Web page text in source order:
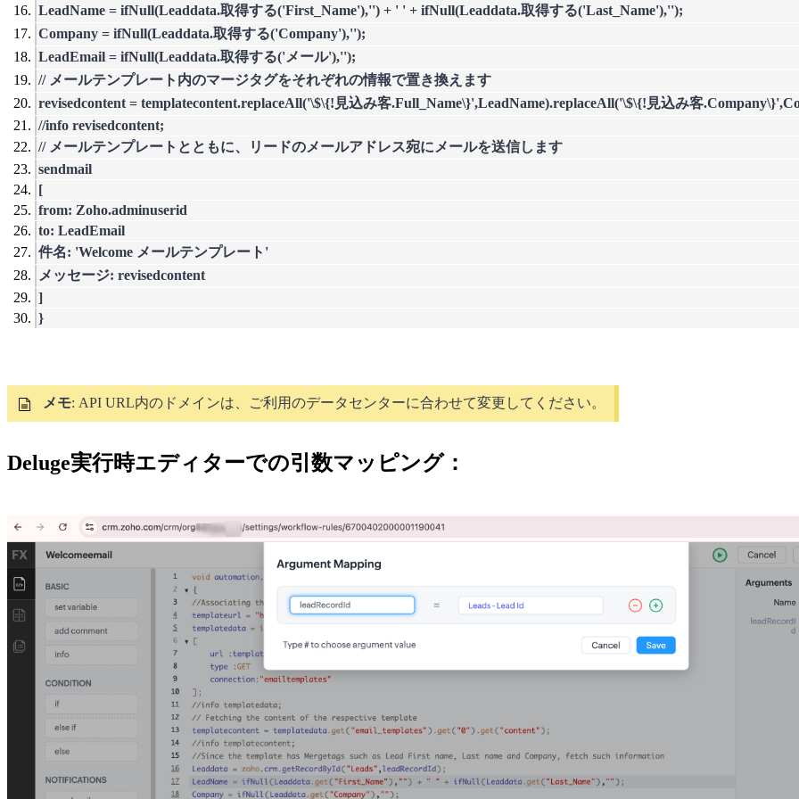
LeadName = ifNull(Leaddata.取得する('First_Name'),'') + ' ' + ifNull(Leaddata.取得する('Last_Name'),'');
Company = ifNull(Leaddata.取得する('Company'),'');
LeadEmail = ifNull(Leaddata.取得する('メール'),'');
// メールテンプレート内のマージタグをそれぞれの情報で置き換えます
revisedcontent = templatecontent.replaceAll('\$\{!見込み客.Full_Name\}',LeadName).replaceAll('\$\{!見込み客
//info revisedcontent;
// メールテンプレートとともに、リードのメールアドレス宛にメールを送信します
sendmail
[
from: Zoho.adminuserid
to: LeadEmail
件名: 'Welcome メールテンプレート'
メッセージ: revisedcontent
]
}
メモ: API URL内のドメインは、ご利用のデータセンターに合わせて変更してください。
Deluge実行時エディターでの引数マッピング：